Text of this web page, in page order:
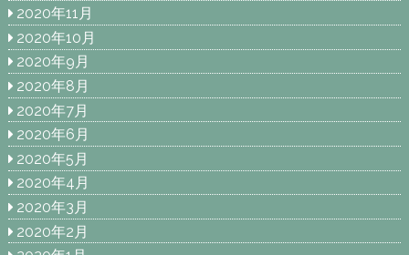
2020年11月
2020年10月
2020年9月
2020年8月
2020年7月
2020年6月
2020年5月
2020年4月
2020年3月
2020年2月